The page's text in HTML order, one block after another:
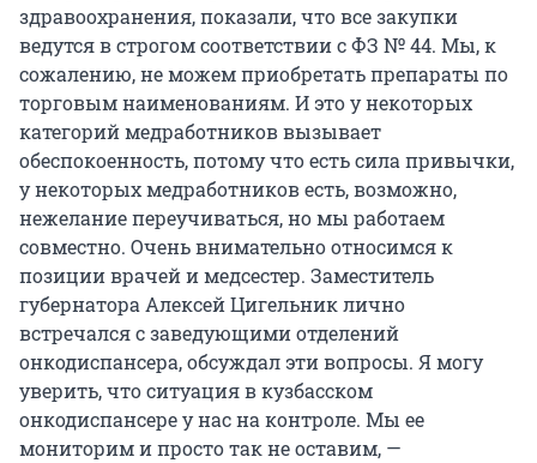
здравоохранения, показали, что все закупки
ведутся в строгом соответствии с ФЗ № 44. Мы, к
сожалению, не можем приобретать препараты по
торговым наименованиям. И это у некоторых
категорий медработников вызывает
обеспокоенность, потому что есть сила привычки,
у некоторых медработников есть, возможно,
нежелание переучиваться, но мы работаем
совместно. Очень внимательно относимся к
позиции врачей и медсестер. Заместитель
губернатора Алексей Цигельник лично
встречался с заведующими отделений
онкодиспансера, обсуждал эти вопросы. Я могу
уверить, что ситуация в кузбасском
онкодиспансере у нас на контроле. Мы ее
мониторим и просто так не оставим, —